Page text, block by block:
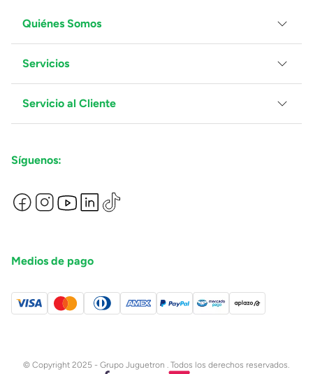
Quiénes Somos
Grupo Juguetron
Localiza tu tienda
Blog
Servicios
Facturación
Proveedores
Servicio al Cliente
Preguntas Frecuentes
Términos y Condiciones
Devoluciones de Compras en Línea
Síguenos:
Medios de pago
© Copyright 2025 - Grupo Juguetron . Todos los derechos reservados.